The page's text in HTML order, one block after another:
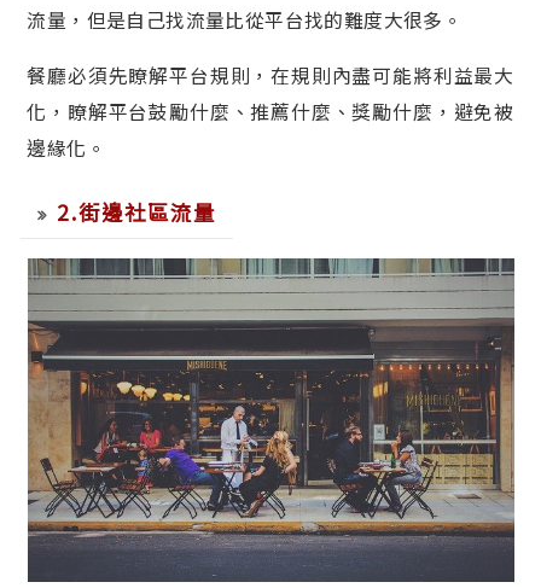
流量，但是自己找流量比從平台找的難度大很多。
餐廳必須先瞭解平台規則，在規則內盡可能將利益最大
化，瞭解平台鼓勵什麼、推薦什麼、獎勵什麼，避免被
邊緣化。
2.街邊社區流量